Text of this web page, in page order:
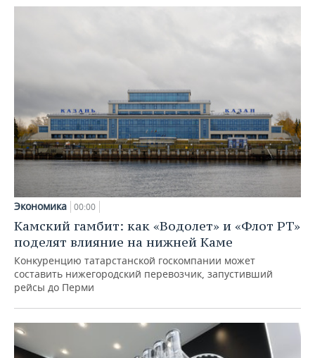
Экономика 00:00
Камский гамбит: как «Водолет» и «Флот РТ»
поделят влияние на нижней Каме
Конкуренцию татарстанской госкомпании может
составить нижегородский перевозчик, запустивший
рейсы до Перми